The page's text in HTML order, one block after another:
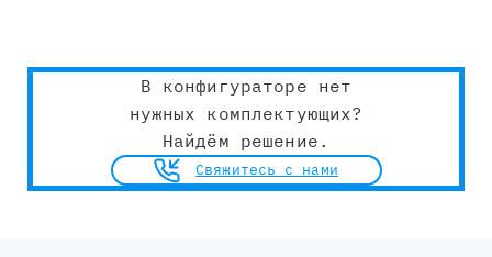
В конфигураторе нет
нужных комплектующих?
Найдём решение.
Свяжитесь с нами